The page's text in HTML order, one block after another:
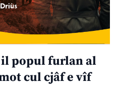
il popul furlan al
cul cjâf e vîf